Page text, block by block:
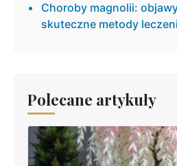
Choroby magnolii:
skuteczne metody
Polecane artykuły